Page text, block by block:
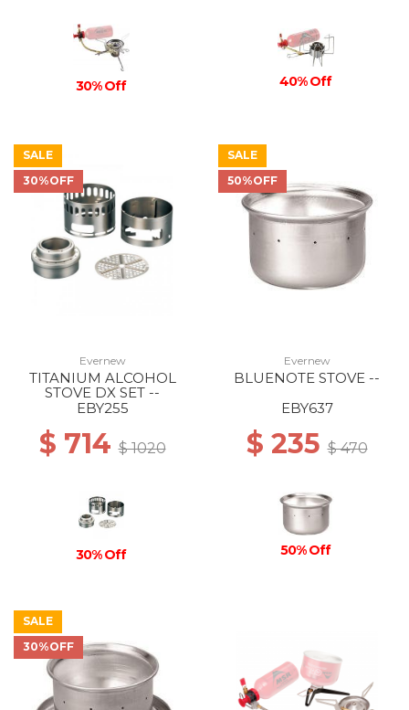
30% Off 40% Off
SALE
30%OFF
Evernew
TITANIUM ALCOHOL
STOVE DX SET --
EBY255
$ 714$ 1020
30% Off
SALE
50%OFF
Evernew
BLUENOTE STOVE --
EBY637
$ 235$ 470
50% Off
SALE
30%OFF